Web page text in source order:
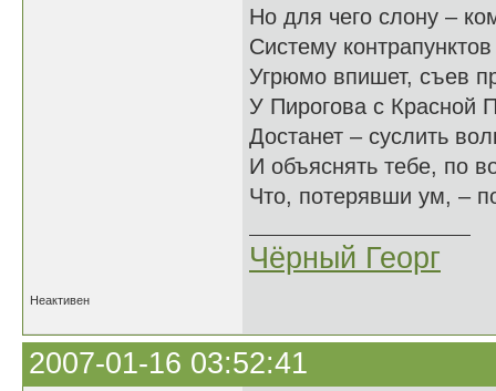
Но для чего слону –
Систему
Угрюмо впишет, съев
У Пирогова с Красной
Достанет – суслить
И объяснять тебе, по
Что, потерявши ум, –
Чёрный Георг
Неактивен
2007-01-16 03:52:41